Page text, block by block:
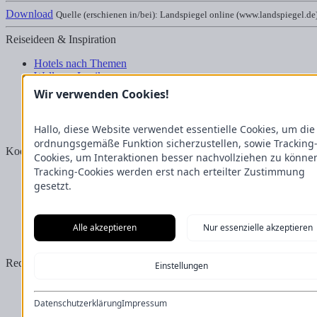
Download Quelle (erschienen in/bei): Landspiegel online
Reiseideen & Inspiration
Hotels nach Themen
Wellness-Lexikon
Business-Lexikon
Urlaubsregionen in Deutschland
Wanderrouten
Kooperation & Zusammenarbeit
Kundenbereich
Presse
Kooperation/Zusammenarbeit
Service/Partner
Blogger-Datenbank
Rechtliches
Datenschutz
Nutzungsbestimmungen
Wir verwenden Cookies!
Hallo, diese Website verwendet essentielle Cookies, um die
ordnungsgemäße Funktion sicherzustellen, sowie Tracking-
Cookies, um Interaktionen besser nachvollziehen zu
Tracking-Cookies werden erst nach erteilter Zustimmung
gesetzt.
Alle akzeptieren Nur essenzielle akzeptieren
Einstellungen
DatenschutzerklärungImpressum